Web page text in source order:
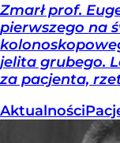
Zmarł prof.
pierwszego na
jelita grubego.
za pacjenta,
Aktualności